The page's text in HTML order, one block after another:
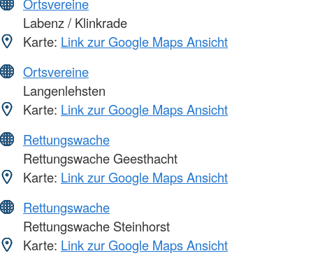
Ortsvereine
Labenz / Klinkrade
Karte: Link zur Google Maps Ansicht
Ortsvereine
Langenlehsten
Karte: Link zur Google Maps Ansicht
Rettungswache
Rettungswache Geesthacht
Karte: Link zur Google Maps Ansicht
Rettungswache
Rettungswache Steinhorst
Karte: Link zur Google Maps Ansicht